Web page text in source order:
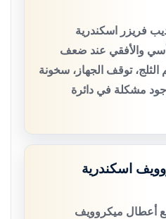
فريزر اسكندرية
والأفقي عند ضعف
الثلج، توقف الجهاز، سخونة
مشكلة في دائرة
اسكندرية
أعطال ميكروويف